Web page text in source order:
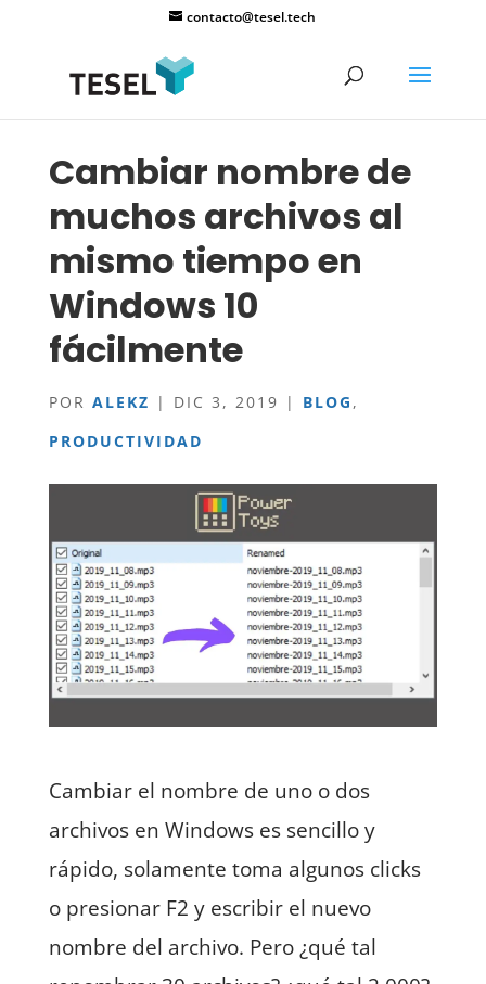
contacto@tesel.tech
Cambiar nombre de
muchos archivos al
mismo tiempo en
Windows 10
fácilmente
POR ALEKZ | DIC 3, 2019 | BLOG ,
PRODUCTIVIDAD
Cambiar el nombre de uno o dos
archivos en Windows es sencillo y
rápido, solamente toma algunos clicks
o presionar F2 y escribir el nuevo
nombre del archivo. Pero ¿qué tal